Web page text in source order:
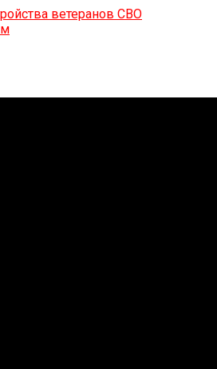
ветеранов СВО